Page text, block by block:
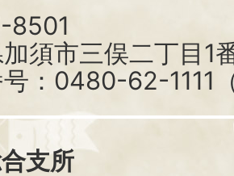
8501
須市三俣二丁目1
：0480-62-1111
支所